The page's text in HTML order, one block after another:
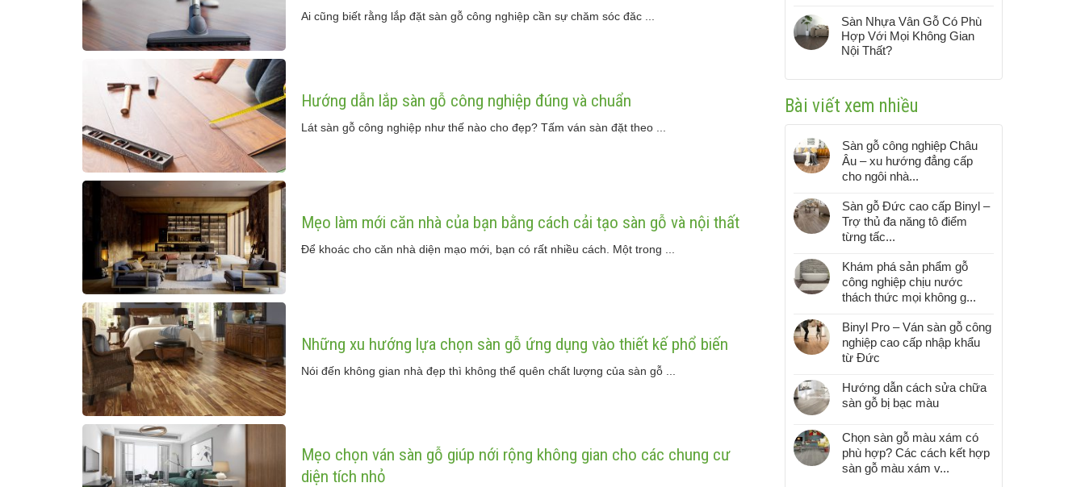
Ai cũng biết rằng lắp đặt sàn gỗ công nghiệp cần sự chăm sóc đăc ...
Hướng dẫn lắp sàn gỗ công nghiệp đúng và chuẩn
Lát sàn gỗ công nghiệp như thế nào cho đẹp? Tấm ván sàn đặt theo ...
Mẹo làm mới căn nhà của bạn bằng cách cải tạo sàn gỗ và nội thất
Để khoác cho căn nhà diện mạo mới, bạn có rất nhiều cách. Một trong ...
Những xu hướng lựa chọn sàn gỗ ứng dụng vào thiết kế phổ biến
Nói đến không gian nhà đẹp thì không thể quên chất lượng của sàn gỗ ...
Mẹo chọn ván sàn gỗ giúp nới rộng không gian cho các chung cư
diện tích nhỏ
Sàn Nhựa Vân Gỗ Có Phù
Hợp Với Mọi Không Gian
Nội Thất?
Bài viết xem nhiều
Sàn gỗ công nghiệp Châu
Âu – xu hướng đẳng cấp
cho ngôi nhà...
Sàn gỗ Đức cao cấp Binyl –
Trợ thủ đa năng tô điểm
từng tấc...
Khám phá sản phẩm gỗ
công nghiệp chịu nước
thách thức mọi không g...
Binyl Pro – Ván sàn gỗ công
nghiệp cao cấp nhập khẩu
từ Đức
Hướng dẫn cách sửa chữa
sàn gỗ bị bạc màu
Chọn sàn gỗ màu xám có
phù hợp? Các cách kết hợp
sàn gỗ màu xám v...